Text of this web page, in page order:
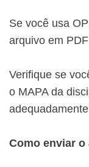
Se você usa
arquivo em
Verifique se
o MAPA da
Como enviar o